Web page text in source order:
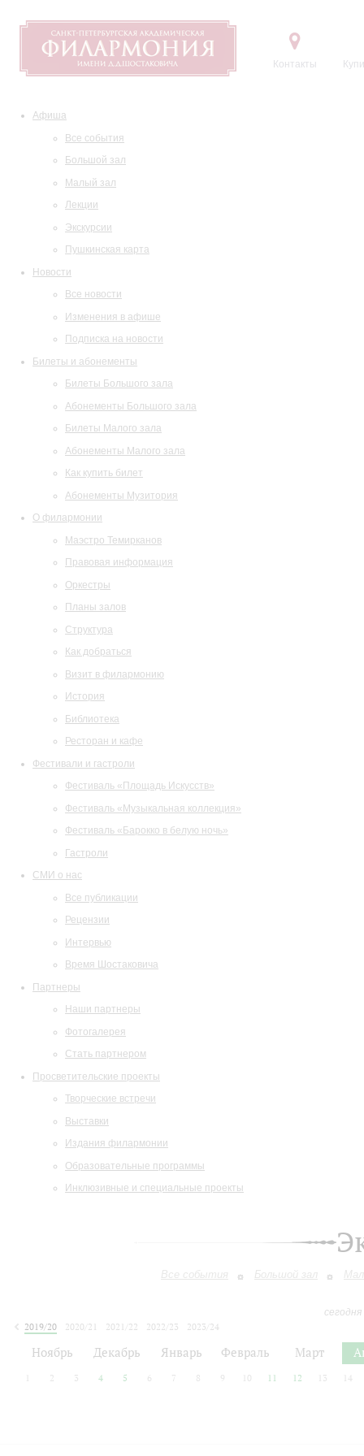
Контакты
Афиша
Все события
Большой зал
Малый зал
Лекции
Экскурсии
Пушкинская карта
Новости
Все новости
Изменения в афише
Подписка на новости
Билеты и абонементы
Билеты Большого зала
Абонементы Большого зала
Билеты Малого зала
Абонементы Малого зала
Как купить билет
Абонементы Музитория
О филармонии
Маэстро Темирканов
Правовая информация
Оркестры
Планы залов
Структура
Как добраться
Визит в филармонию
История
Библиотека
Ресторан и кафе
Фестивали и гастроли
Фестиваль «Площадь Искусств»
Фестиваль «Музыкальная коллекция»
Фестиваль «Барокко в белую ночь»
Гастроли
СМИ о нас
Все публикации
Рецензии
Интервью
Время Шостаковича
Партнеры
Наши партнеры
Фотогалерея
Стать партнером
Просветительские проекты
Творческие встречи
Выставки
Издания филармонии
Образовательные программы
Инклюзивные и специальные проекты
Все события Большой зал
2019/20
2020/21 2021/22 2022/23
2023/24
Ноябрь Декабрь Январь Февраль Март
2 3 4 5 6 7 8 9 10 11 12 13 14